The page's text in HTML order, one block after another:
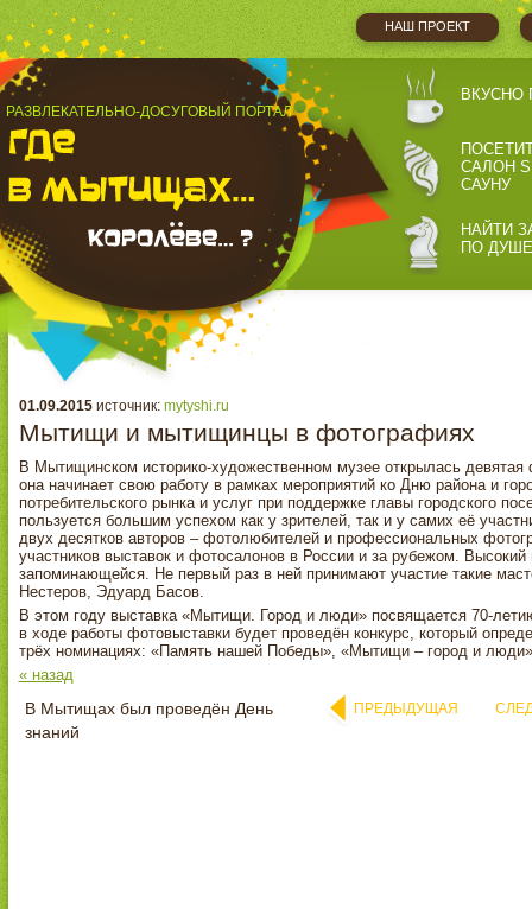
НАШ ПРОЕКТ
РАЗВЛЕКАТЕЛЬНО-ДОСУГОВЫЙ ПОРТАЛ
ВКУСНО
САЛОН
САУНУ
НАЙТИ
ПО ДУШЕ
01.09.2015источник: mytyshi.ru
Мытищи и мытищинцы в фотографиях
В Мытищинском историко-художественном музее открылась
она начинает свою работу в рамках мероприятий ко Дню района и
потребительского рынка и услуг при поддержке главы городского
пользуется большим успехом как у зрителей, так и у самих её
двух десятков авторов – фотолюбителей и профессиональных
участников выставок и фотосалонов в России и за рубежом.
запоминающейся. Не первый раз в ней принимают участие такие
Нестеров, Эдуард Басов.
В этом году выставка «Мытищи. Город и люди» посвящается 70-
в ходе работы фотовыставки будет проведён конкурс, который
трёх номинациях: «Память нашей Победы», «Мытищи – город и
« назад
В Мытищах был проведён День
знаний
ПРЕДЫДУЩАЯ